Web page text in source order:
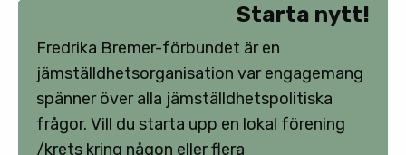
Starta nytt!
Fredrika Bremer-förbundet är en
jämställdhetsorganisation var engagemang
spänner över alla jämställdhetspolitiska
frågor. Vill du starta upp en lokal förening
/krets kring någon eller flera